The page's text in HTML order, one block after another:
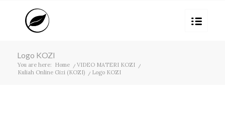
Logo KOZI
You are here: Home / VIDEO MATERI KOZI
/
Kuliah Online Gizi (KOZI)
/ Logo KOZI